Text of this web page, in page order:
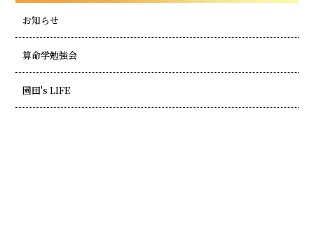
お知らせ
算命学勉強会
園田's LIFE